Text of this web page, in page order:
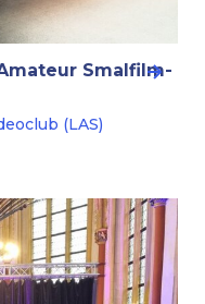
Smalfilm-
(LAS)